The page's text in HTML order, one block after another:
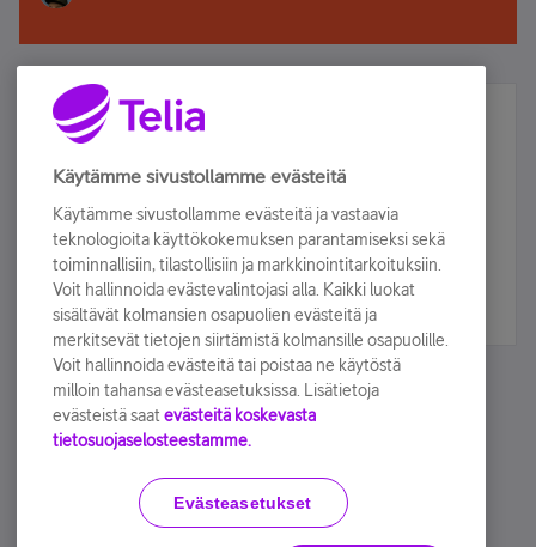
Älä jää paitsi – osallistu ja voita!
Tilaa Telian uutiskirje ja olet mukana arvonnassa.
sähköpostiisi.
Tilaa nyt
Käyttöehdot Accessibility statement
Käytämme sivustollamme evästeitä
Käytämme sivustollamme evästeitä ja vastaavia
teknologioita käyttökokemuksen parantamiseksi sekä
toiminnallisiin, tilastollisiin ja markkinointitarkoituksiin.
Voit hallinnoida evästevalintojasi alla. Kaikki luokat
sisältävät kolmansien osapuolien evästeitä ja
merkitsevät tietojen siirtämistä kolmansille osapuolille.
Voit hallinnoida evästeitä tai poistaa ne käytöstä
milloin tahansa evästeasetuksissa. Lisätietoja
evästeistä saat evästeitä koskevasta
tietosuojaselosteestamme.
Evästeasetukset